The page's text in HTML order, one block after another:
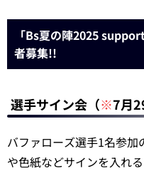
「Bs夏の陣2025
者募集!!
選手サイン会（※7月
バファローズ選手1名参
や色紙などサインを入れ